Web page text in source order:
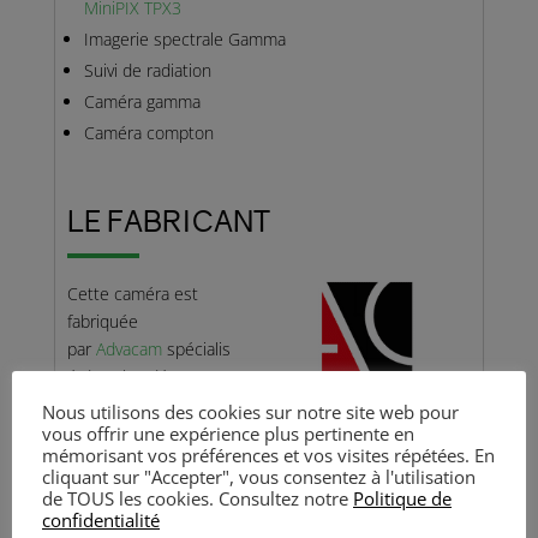
MiniPIX TPX3
Imagerie spectrale Gamma
Suivi de radiation
Caméra gamma
Caméra compton
LE FABRICANT
Cette caméra est
fabriquée
par Advacam spécialis
é dans les détecteurs
de rayons X, sensibles
et hautes performances. L’expertise
d’Advacamcouvre l’industrie de semi-conducteurs, le
micro-packaging, les caméras d’imagerie des
radiations, …
Nous utilisons des cookies sur notre site web pour
vous offrir une expérience plus pertinente en
mémorisant vos préférences et vos visites répétées. En
cliquant sur "Accepter", vous consentez à l'utilisation
de TOUS les cookies. Consultez notre Politique de
confidentialité